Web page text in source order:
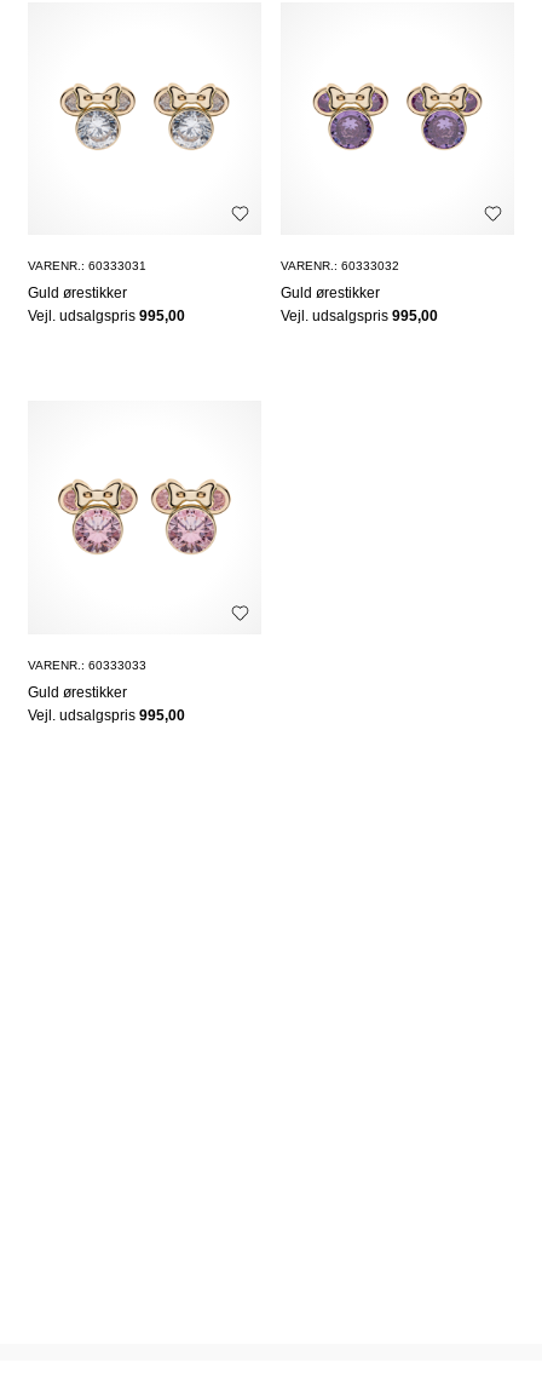
VARENR.: 60333031
Guld ørestikker
Vejl. udsalgspris 995,00
VARENR.: 60333032
Guld ørestikker
Vejl. udsalgspris995,00
VARENR.: 60333033
Guld ørestikker
Vejl. udsalgspris 995,00